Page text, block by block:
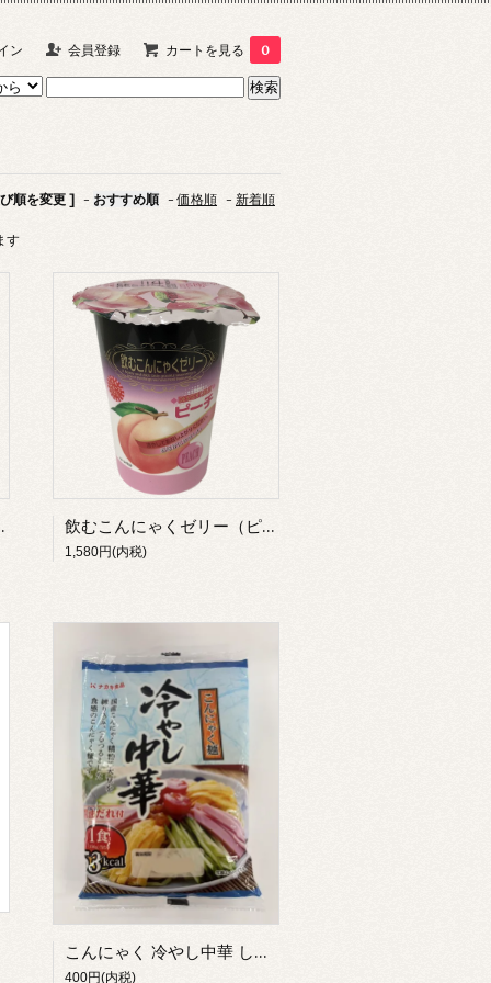
ン 会員登録 カートを見る 0
順を変更 ] - おすすめ順 -価格順 - 新着順
す
２本入） 飲むこんにゃくゼリー（ピーチ）（１２本入）
1,580円(内税)
こんにゃく 冷やし中華 しょう油だれ付（３食入）
400円(内税)